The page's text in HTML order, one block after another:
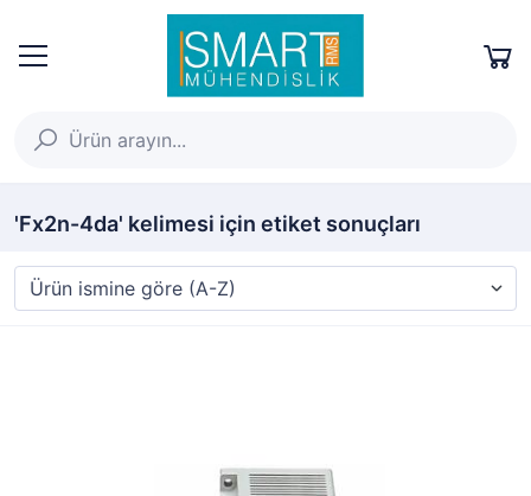
'Fx2n-4da' kelimesi için etiket sonuçları